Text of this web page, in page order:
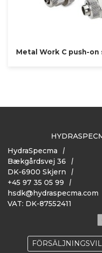
Metal Work C push-on
HydraSpecma
Bækgårdsvej 36
DK-6900 Skjern
+45 97 35 05 99
hsdk@hydraspecma.com
VAT: DK-87552411